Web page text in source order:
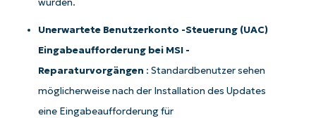
Unerwartete Benutzerkonto -Steuerung (UAC)
Eingabeaufforderung bei MSI -
Reparaturvorgängen : Standardbenutzer sehen
möglicherweise nach der Installation des Updates
eine Eingabeaufforderung für